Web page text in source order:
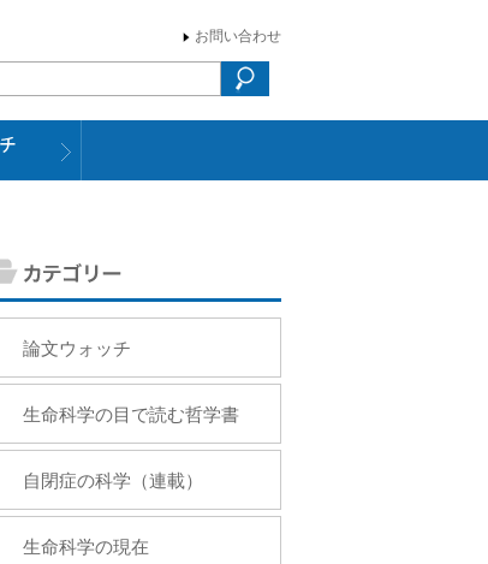
お問い合わせ
論文ウォッチ
生命科学の目で読む哲学書
自閉症の科学（連載）
生命科学の現在